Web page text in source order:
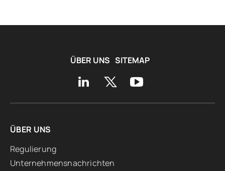
ÜBER UNS SITEMAP
ÜBER UNS
Regulierung
Unternehmensnachrichten